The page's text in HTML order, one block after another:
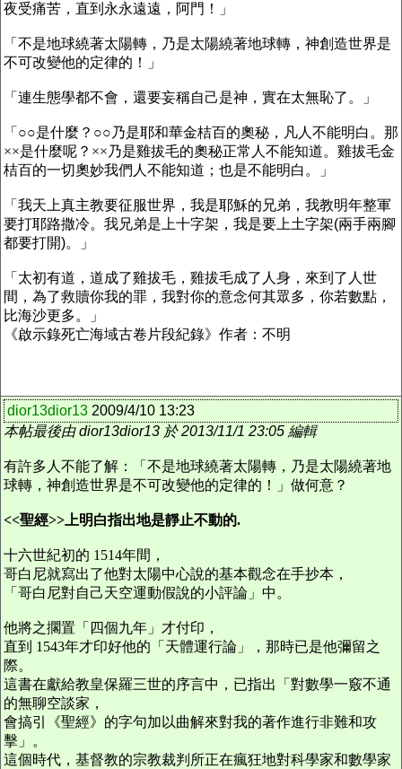
夜受痛苦，直到永永遠遠， 阿門！」
「不是地球繞著太陽轉，乃是太陽繞著地球轉，神創造世界是
不可改變他的定律的！」
「連生態學都不會，還要妄稱自己是神，實在太無恥了。」
「○○是什麼？○○乃是耶和華金桔百的奧秘，凡人不能明白。那
××是什麼呢？ ××乃是雞拔毛的奧秘正常人不能知道。雞拔毛金
桔百的一切奧妙我們人不能知道；也是不能明白。」
「我天上真主教要征服世界，我是耶穌的兄弟，我教明年整軍
要打耶路撒冷。我兄弟是上十字架，我是要上土字架(兩手兩腳
都要打開)。」
「太初有道，道成了雞拔毛，雞拔毛成了人身，來到了人世
間，為了救贖你我的罪，我對你的意念何其眾多， 你若數點，
比海沙更多。」
《啟示錄死亡海域古卷片段紀錄》作者：不明
dior13dior13 2009/4/10 13:23
本帖最後由 dior13dior13 於 2013/11/1 23:05 編輯
有許多人不能了解：「不是地球繞著太陽轉，乃是太陽繞著地
球轉，神創造世界是不可改變他的定律的！」做何意？
<<聖經>> 上明白指出地是靜止不動的.
十六世紀初的 1514年間，
哥白尼就寫出了他對太陽中心說的基本觀念在手抄本，
「哥白尼對自己天空運動假說的小評論」中。
他將之擱置「四個九年」才付印，
直到 1543年才印好他的「天體運行論」，那時已是他彌留之
際。
這書在獻給教皇保羅三世的序言中，已指出「對數學一竅不通
的無聊空談家，
會搞引《聖經》的字句加以曲解來對我的著作進行非難和攻
擊」。
這個時代，基督教的宗教裁判所正在瘋狂地對科學家和數學家